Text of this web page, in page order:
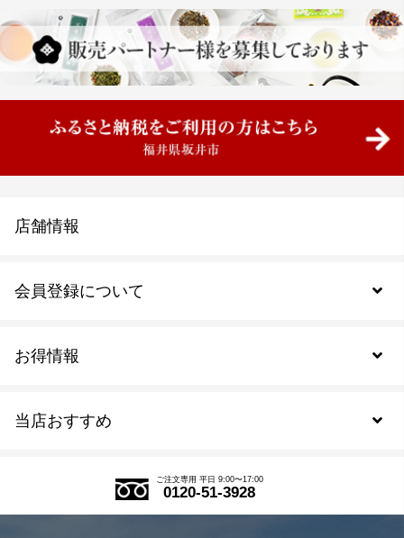
当店おすすめ
式部の香りシリーズ
お得情報
会員登録について
会員規約について
店舗情報
ご注文専用 平日 9:00〜17:00
0120-51-3928